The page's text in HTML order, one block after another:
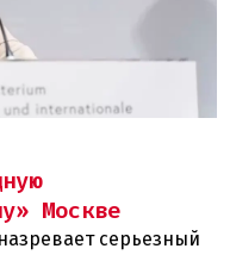
Москве
серьезный